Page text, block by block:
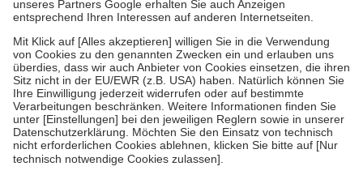
Um das Engagement der Versicherten für ihre eigene Gesundheit zu
stärken und die besondere Stellung der Familie zu unterstützen,
fallenkeine Zuzahlungenan bei:
• Kindern und Jugendlichen bis zum vollendeten 18. Lebensjahr
mit Ausnahme der Fahrkosten
• Untersuchungen zur Vorsorge und Früherkennung, die von der
GKV getragen werden
• empfohlenen Schutzimpfungen
• Harn- und Blutteststreifen